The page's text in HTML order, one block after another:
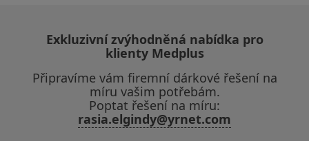
Exkluzivní zvýhodněná nabídka pro
klienty Medplus
Připravíme vám firemní dárkové řešení na
míru vašim potřebám.
Poptat řešení na míru:
rasia.elgindy@yrnet.com